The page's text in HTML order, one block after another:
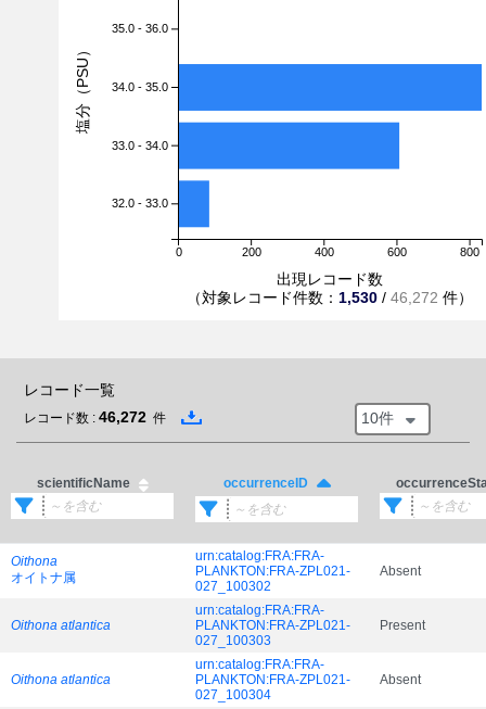
0 200 400 600 800
35.0 - 36.0
34.0 - 35.0
33.0 - 34.0
32.0 - 33.0
出現レコード数
（対象レコード件数： 1,530 / 46,272 件）
塩分（PSU）
レコード一覧
レコード数 : 46,272 件 10件
scientificName occurrenceID
Oithona
オイトナ属
urn:catalog:FRA:FRA-
PLANKTON:FRA-ZPL021-
027_100302
Absent
Oithona atlantica
urn:catalog:FRA:FRA-
PLANKTON:FRA-ZPL021-
027_100303
Present
Oithona atlantica
urn:catalog:FRA:FRA-
PLANKTON:FRA-ZPL021-
027_100304
Absent